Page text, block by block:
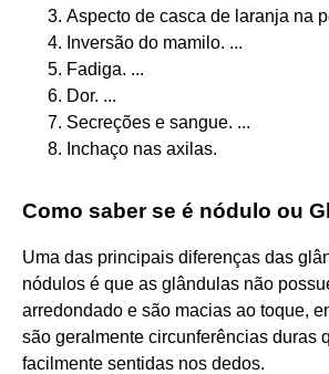
Aspecto de casca de laranja na
Inversão do mamilo. ...
Fadiga. ...
Dor. ...
Secreções e sangue. ...
Inchaço nas axilas.
Como saber se é nódulo ou
Uma das principais diferenças das
nódulos é que as glândulas não
arredondado e são macias ao toque,
são geralmente circunferências duras
facilmente sentidas nos dedos.